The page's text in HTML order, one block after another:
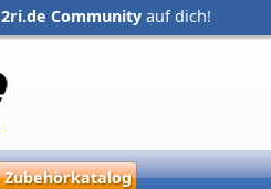
2ri.de Community auf dich!
Zubehörkatalog